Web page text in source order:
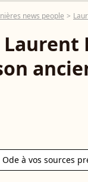
news people
Laurent
à vos sources